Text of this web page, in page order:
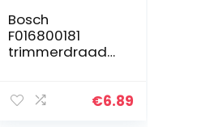
Bosch
F016800181
trimmerdraad
combitrimm €6.89